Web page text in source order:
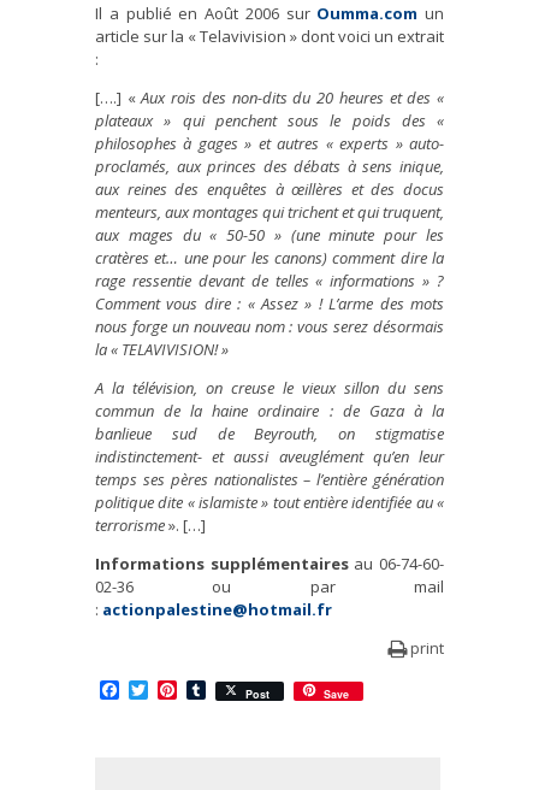
Il a publié en Août 2006 sur Oumma.com un
article sur la « Telavivision » dont voici un extrait
:
[….] «Aux rois des non-dits du 20 heures et des «
plateaux » qui penchent sous le poids des «
philosophes à gages » et autres « experts » auto-
proclamés, aux princes des débats à sens inique,
aux reines des enquêtes à œillères et des docus
menteurs, aux montages qui trichent et qui truquent,
aux mages du « 50-50 » (une minute pour les
cratères et… une pour les canons) comment dire la
rage ressentie devant de telles « informations » ?
Comment vous dire : « Assez » ! L’arme des mots
nous forge un nouveau nom : vous serez désormais
la « TELAVIVISION! »
A la télévision, on creuse le vieux sillon du sens
commun de la haine ordinaire : de Gaza à la
banlieue sud de Beyrouth, on stigmatise
indistinctement- et aussi aveuglément qu’en leur
temps ses pères nationalistes – l’entière génération
politique dite « islamiste » tout entière identifiée au «
terrorisme». […]
Informations supplémentairesau 06-74-60-
02-36 ou par mail
: actionpalestine@hotmail.fr
print
Facebook
TwitterPinterest
Tumblr
Post Save